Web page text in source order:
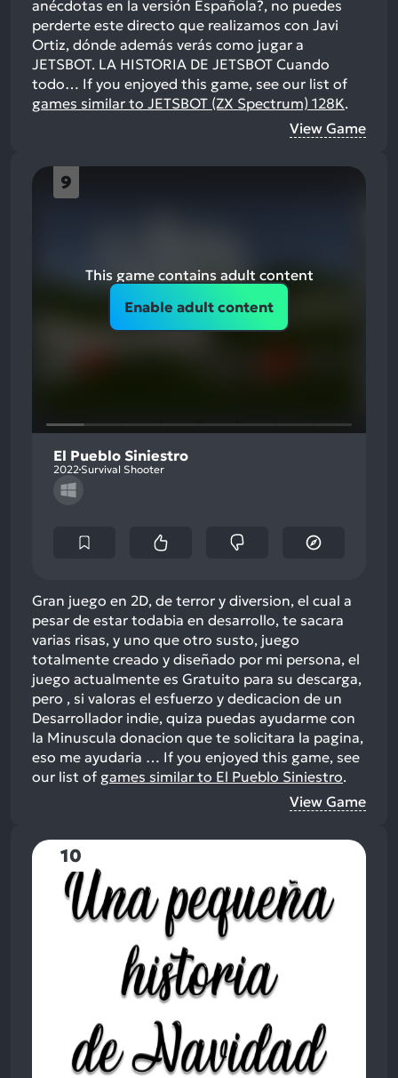
anécdotas en la versión Española?, no puedes
perderte este directo que realizamos con Javi
Ortiz, dónde además verás como jugar a
JETSBOT. LA HISTORIA DE JETSBOT Cuando
todo… If you enjoyed this game, see our list of
games similar to JETSBOT (ZX Spectrum) 128K.
View Game
9
This game contains adult content
Enable adult content
El Pueblo Siniestro
2022 Survival Shooter
Gran juego en 2D, de terror y diversion, el cual a
pesar de estar todabia en desarrollo, te sacara
varias risas, y uno que otro susto, juego
totalmente creado y diseñado por mi persona, el
juego actualmente es Gratuito para su descarga,
pero , si valoras el esfuerzo y dedicacion de un
Desarrollador indie, quiza puedas ayudarme con
la Minuscula donacion que te solicitara la pagina,
eso me ayudaria … If you enjoyed this game, see
our list of games similar to El Pueblo Siniestro.
View Game
10